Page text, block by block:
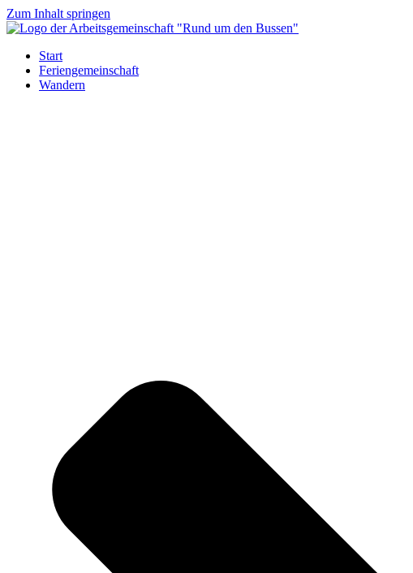
Zum Inhalt springen
Start
Feriengemeinschaft
Wandern